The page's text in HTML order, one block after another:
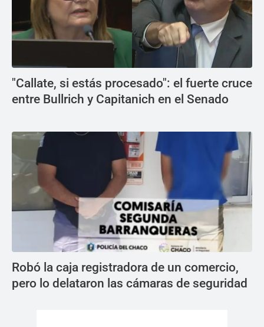
"Callate, si estás procesado": el fuerte cruce
entre Bullrich y Capitanich en el Senado
Robó la caja registradora de un comercio,
pero lo delataron las cámaras de seguridad